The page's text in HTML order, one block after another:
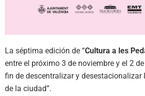
La séptima edición de “Cultura a les
entre el próximo 3 de noviembre y el 2
fin de descentralizar y
de la ciudad”.